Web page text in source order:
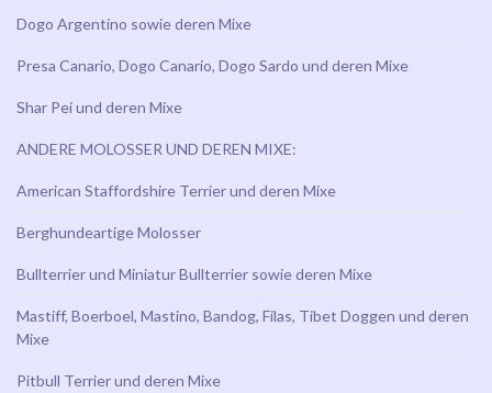
Dogo Argentino sowie deren Mixe
Presa Canario, Dogo Canario, Dogo Sardo und deren Mixe
Shar Pei und deren Mixe
ANDERE MOLOSSER UND DEREN MIXE:
American Staffordshire Terrier und deren Mixe
Berghundeartige Molosser
Bullterrier und Miniatur Bullterrier sowie deren Mixe
Mastiff, Boerboel, Mastino, Bandog, Filas, Tibet Doggen und deren
Mixe
Pitbull Terrier und deren Mixe